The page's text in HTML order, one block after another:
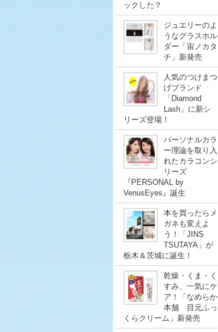
ックした？
ジュエリーのよ
うなグラスホル
ダー「宙ノカタ
チ」新発売
人気のつけまつ
げブランド
「Diamond
Lash」に新シ
リーズ登場！
パーソナルカラ
ー理論を取り入
れたカラコンシ
リーズ
『PERSONAL by
VenusEyes』誕生
本を買ったらメ
ガネも変えよ
う！「JINS
TSUTAYA」が
栃木＆茨城に誕生！
乾燥・くま・く
すみ、一気にケ
ア！「なめらか
本舗 目元ふっ
くらクリーム」新発売